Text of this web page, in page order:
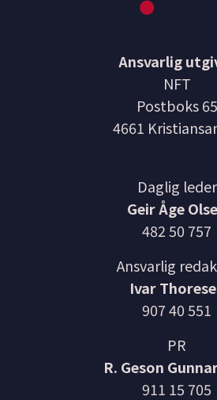
Ansvarlig
NFT
Postboks 65
4661
Daglig leder
Geir Åge
482 50 757
Ansvarlig
Ivar
907 40 551
PR
R. Geson
911 15 705